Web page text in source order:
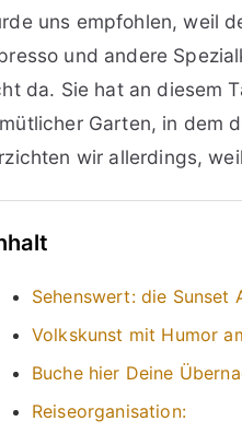
uns empfohlen, weil
und andere
da. Sie hat an diesem
Garten, in dem
wir allerdings,
Sehenswert: die Sunset
Volkskunst mit Humor
Buche hier Deine
Reiseorganisation: